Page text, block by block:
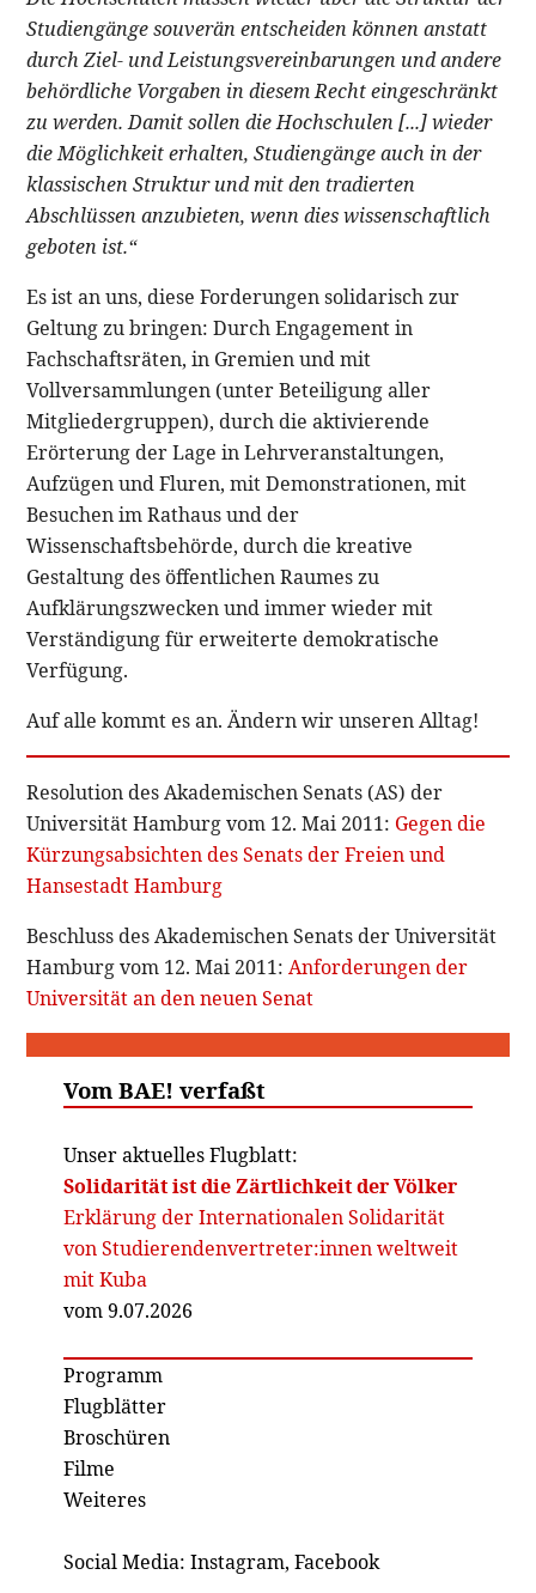
Studiengänge souverän entscheiden können anstatt
durch Ziel- und Leistungsvereinbarungen und andere
behördliche Vorgaben in diesem Recht eingeschränkt
zu werden. Damit sollen die Hochschulen [...] wieder
die Möglichkeit erhalten, Studiengänge auch in der
klassischen Struktur und mit den tradierten
Abschlüssen anzubieten, wenn dies wissenschaftlich
geboten ist.“
Es ist an uns, diese Forderungen solidarisch zur
Geltung zu bringen: Durch Engagement in
Fachschaftsräten, in Gremien und mit
Vollversammlungen (unter Beteiligung aller
Mitgliedergruppen), durch die aktivierende
Erörterung der Lage in Lehrveranstaltungen,
Aufzügen und Fluren, mit Demonstrationen, mit
Besuchen im Rathaus und der
Wissenschaftsbehörde, durch die kreative
Gestaltung des öffentlichen Raumes zu
Aufklärungszwecken und immer wieder mit
Verständigung für erweiterte demokratische
Verfügung.
Auf alle kommt es an. Ändern wir unseren Alltag!
Resolution des Akademischen Senats (AS) der
Universität Hamburg vom 12. Mai 2011: Gegen die
Kürzungsabsichten des Senats der Freien und
Hansestadt Hamburg
Beschluss des Akademischen Senats der Universität
Hamburg vom 12. Mai 2011:Anforderungen der
Universität an den neuen Senat
Vom BAE! verfaßt
Unser aktuelles Flugblatt:
Solidarität ist die Zärtlichkeit der Völker
Erklärung der Internationalen Solidarität
von Studierendenvertreter:innen weltweit
mit Kuba
vom 9.07.2026
Programm
Flugblätter
Broschüren
Filme
Weiteres
Social Media: Instagram, Facebook